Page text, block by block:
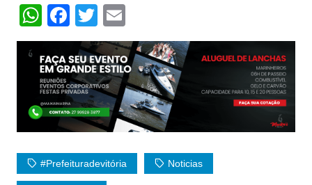
W
h
at
s
A
p
p
F
a
c
e
b
o
o
k
T
w
itt
er
E
m
ai
l
#prefeituradevitória Noticias